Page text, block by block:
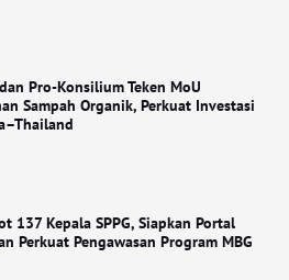
Pro-Konsilium Teken MoU
Sampah Organik, Perkuat Investasi
137 Kepala SPPG, Siapkan Portal
Perkuat Pengawasan Program MBG